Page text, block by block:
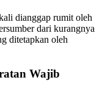
dianggap rumit oleh
dari kurangnya
ditetapkan oleh
Wajib